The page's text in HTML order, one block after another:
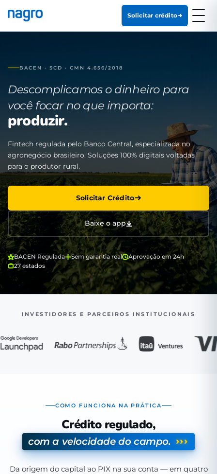
Solicitar crédito
BACEN · SCD · CMN 4.656/2018
Descomplicamos o dinheiro para
você focar no que importa:
produzir.
Fintech regulada pelo Banco Central, especializada no
agronegócio brasileiro. Soluções 100% digitais voltadas
para o produtor rural.
Solicitar Crédito
Baixe o app
BACEN Regulada Sem garantia real
Aprovação em 24h
27 estados
INVESTIDORES E PARCEIROS INSTITUCIONAIS
COMO FUNCIONA NA PRÁTICA
Crédito regulado,
com a velocidade do campo. ›››
Da origem do capital ao PIX na sua conta — em quatro